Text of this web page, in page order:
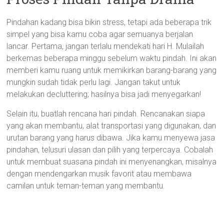
Pindahan kadang bisa bikin stress, tetapi ada beberapa trik
simpel yang bisa kamu coba agar semuanya berjalan
lancar. Pertama, jangan terlalu mendekati hari H. Mulailah
berkemas beberapa minggu sebelum waktu pindah. Ini akan
memberi kamu ruang untuk memikirkan barang-barang yang
mungkin sudah tidak perlu lagi. Jangan takut untuk
melakukan decluttering; hasilnya bisa jadi menyegarkan!
Selain itu, buatlah rencana hari pindah. Rencanakan siapa
yang akan membantu, alat transportasi yang digunakan, dan
urutan barang yang harus dibawa. Jika kamu menyewa jasa
pindahan, telusuri ulasan dan pilih yang terpercaya. Cobalah
untuk membuat suasana pindah ini menyenangkan, misalnya
dengan mendengarkan musik favorit atau membawa
camilan untuk teman-teman yang membantu.